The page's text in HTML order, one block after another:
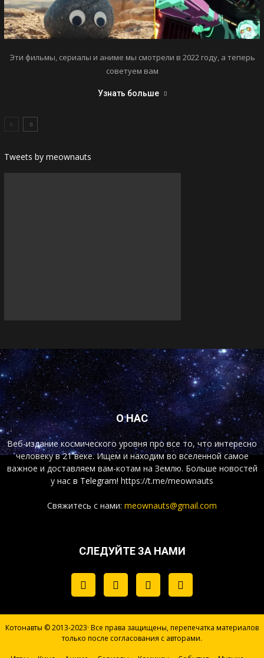
Эти фильмы, сериалы и аниме мы смотрели в 2022 году, а теперь
советуем вам
Узнать больше
Tweets by meownauts
О НАС
Веб-издание космического уровня про все то, что интересно
человеку в 21 веке. Ищем и находим во вселенной самое
важное и доставляем вам-котам на Землю. Больше новостей
у нас в Telegram! https://t.me/meownauts
Свяжитесь с нами: meownauts@gmail.com
СЛЕДУЙТЕ ЗА НАМИ
Котонавты © 2013-2023· Все права защищены, перепечатка материалов
только после согласования с авторами.